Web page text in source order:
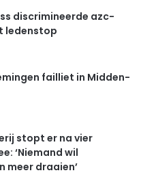
discrimineerde azc-
ledenstop
failliet in Midden-
stopt er na vier
‘Niemand wil
meer draaien’